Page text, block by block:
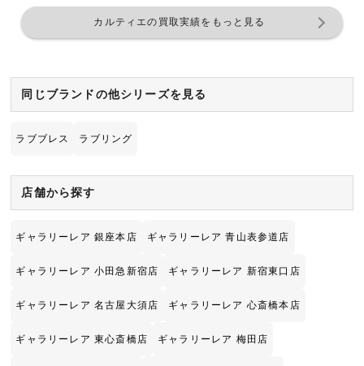
カルティエの買取実績をもっと見る
同じブランドの他シリーズを見る
ラブブレス ラブリング
店舗から探す
ギャラリーレア 銀座本店 ギャラリーレア 青山表参道店
ギャラリーレア 小田急新宿店 ギャラリーレア 新宿東口店
ギャラリーレア 名古屋大須店 ギャラリーレア 心斎橋本店
ギャラリーレア 東心斎橋店 ギャラリーレア 梅田店